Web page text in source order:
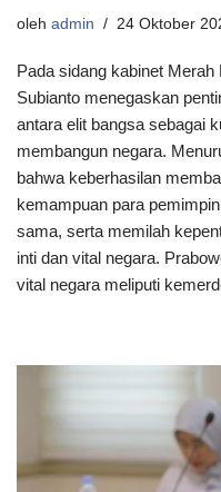
oleh admin 24 Oktober
Pada sidang kabinet
Subianto menegaskan
antara elit bangsa sebagai
membangun negara.
bahwa keberhasilan
kemampuan para
sama, serta memilah
inti dan vital negara.
vital negara meliputi